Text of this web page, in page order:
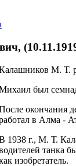
М. Т.
был
окончания
в Алма -
1938 г., М. Т.
танка
изобретатель.